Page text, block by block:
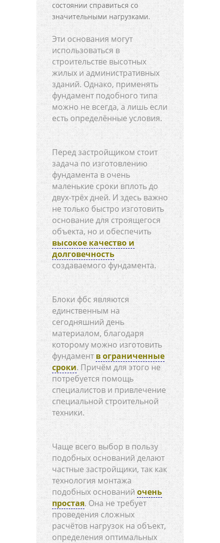
состоянии справиться со
значительными нагрузками.
Эти основания могут
использоваться в
строительстве высотных
жилых и административных
зданий. Однако, применять
фундамент подобного типа
можно не всегда, а лишь если
есть определённые условия.
Перед застройщиком стоит
задача по изготовлению
фундамента в очень
маленькие сроки вплоть до
двух-трёх дней. И здесь важно
не только быстро изготовить
основание для строящегося
объекта, но и обеспечить
высокое качество и
долговечность
создаваемого фундамента.
Блоки фбс являются
единственным на
сегодняшний день
материалом, благодаря
которому можно изготовить
фундаментв ограниченные
сроки. Причём для этого не
потребуется помощь
специалистов и привлечение
специальной строительной
техники.
Чаще всего выбор в пользу
подобных оснований делают
частные застройщики, так как
технология монтажа
подобных оснований очень
простая. Она не требует
проведения сложных
расчётов нагрузок на объект,
определения оптимальных